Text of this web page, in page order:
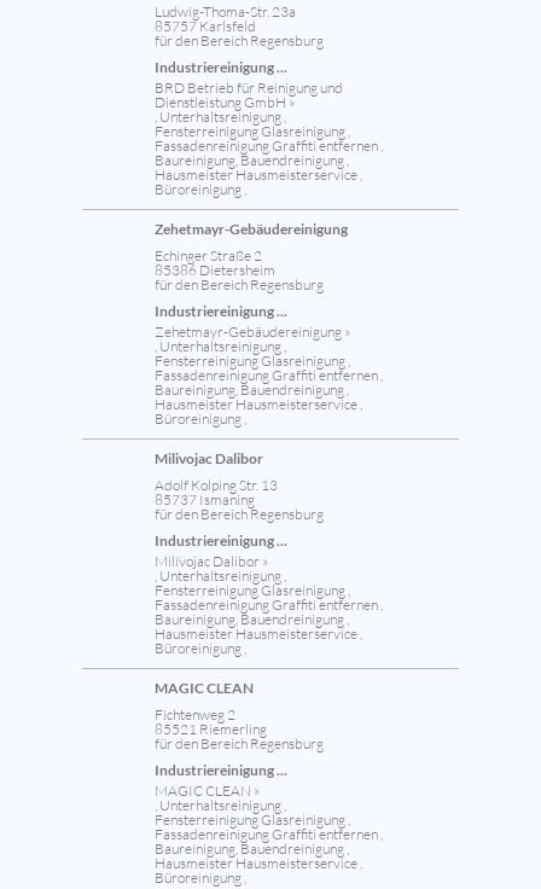
Ludwig-Thoma-Str. 23a
85757 Karlsfeld
für den Bereich Regensburg
Industriereinigung ...
BRD Betrieb für Reinigung und
Dienstleistung GmbH »
, Unterhaltsreinigung ,
Fensterreinigung Glasreinigung ,
Fassadenreinigung Graffiti entfernen ,
Baureinigung, Bauendreinigung ,
Hausmeister Hausmeisterservice ,
Büroreinigung ,
Zehetmayr-Gebäudereinigung
Echinger Straße 2
85386 Dietersheim
für den Bereich Regensburg
Industriereinigung ...
Zehetmayr-Gebäudereinigung »
, Unterhaltsreinigung ,
Fensterreinigung Glasreinigung ,
Fassadenreinigung Graffiti entfernen ,
Baureinigung, Bauendreinigung ,
Hausmeister Hausmeisterservice ,
Büroreinigung ,
Milivojac Dalibor
Adolf Kolping Str. 13
85737 Ismaning
für den Bereich Regensburg
Industriereinigung ...
Milivojac Dalibor »
, Unterhaltsreinigung ,
Fensterreinigung Glasreinigung ,
Fassadenreinigung Graffiti entfernen ,
Baureinigung, Bauendreinigung ,
Hausmeister Hausmeisterservice ,
Büroreinigung ,
MAGIC CLEAN
Fichtenweg 2
85521 Riemerling
für den Bereich Regensburg
Industriereinigung ...
MAGIC CLEAN »
, Unterhaltsreinigung ,
Fensterreinigung Glasreinigung ,
Fassadenreinigung Graffiti entfernen ,
Baureinigung, Bauendreinigung ,
Hausmeister Hausmeisterservice ,
Büroreinigung ,